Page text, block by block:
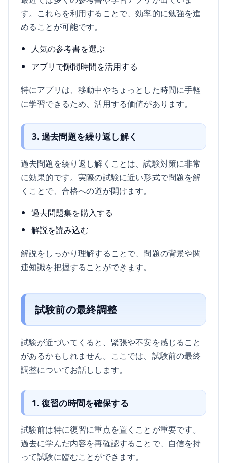
す。これらを利用することで、効率的に勉強を進
めることが可能です。
人気の参考書を選ぶ
アプリで隙間時間を活用する
特にアプリは、移動中やちょっとした時間に手軽
に学習できるため、活用する価値があります。
3. 過去問題を繰り返し解く
過去問題を繰り返し解くことは、試験対策に非常
に効果的です。実際の試験に近い形式で問題を解
くことで、合格への道が開けます。
過去問題集を購入する
解説を読み込む
解説をしっかり理解することで、問題の背景や関
連知識を把握することができます。
試験前の最終調整
試験が近づいてくると、緊張や不安を感じること
があるかもしれません。ここでは、試験前の最終
調整についてお話しします。
1. 復習の時間を確保する
試験前は特に復習に重点を置くことが重要です。
過去に学んだ内容を再確認することで、自信を持
って試験に臨むことができます。